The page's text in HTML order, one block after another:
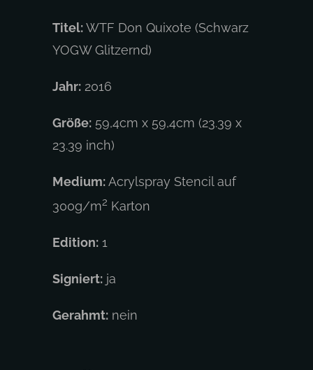
Titel:WTF Don Quixote (Schwarz
YOGW Glitzernd)
Jahr:2016
Größe:59,4cm x 59,4cm (23.39 x
23.39 inch)
Medium:Acrylspray Stencil auf
300g/m2 Karton
Edition:1
Signiert:ja
Gerahmt:nein